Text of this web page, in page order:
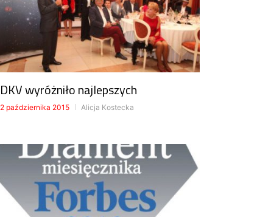
DKV wyróżniło najlepszych
2 października 2015 Alicja Kostecka